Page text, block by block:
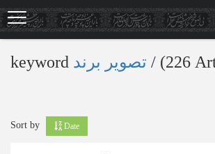
Skip
to
main
keyword ‎/ (226
Sort by Date